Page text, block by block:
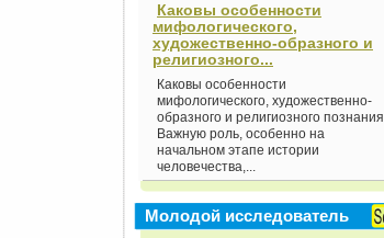
Каковы особенности
мифологического,
художественно-образного и
религиозного...
Каковы особенности
мифологического, художественно-
образного и религиозного познания
Важную роль, особенно на
начальном этапе истории
человечества,...
Молодой исследователь